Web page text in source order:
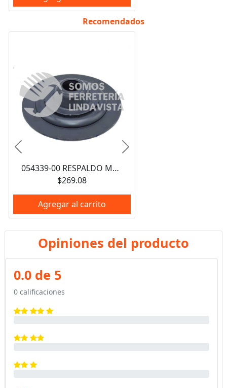
Recomendados
054339-00 RESPALDO METALICO DE 3-1/2" PARA ESMERILADORA BLACK AND DECKER
$269.08
Agregar al carrito
Anterior Siguiente
Opiniones del producto
0.0 de 5
0 calificaciones